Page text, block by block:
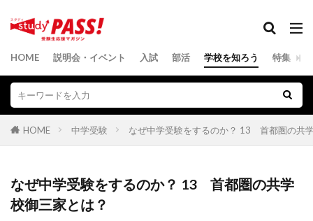
HOME 説明会・イベント 入試 部活 学校を知ろう 特集
HOME 中学受験 なぜ中学受験をするのか？ 13 首都圏の共
なぜ中学受験をするのか？ 13 首都圏の共学
校御三家とは？